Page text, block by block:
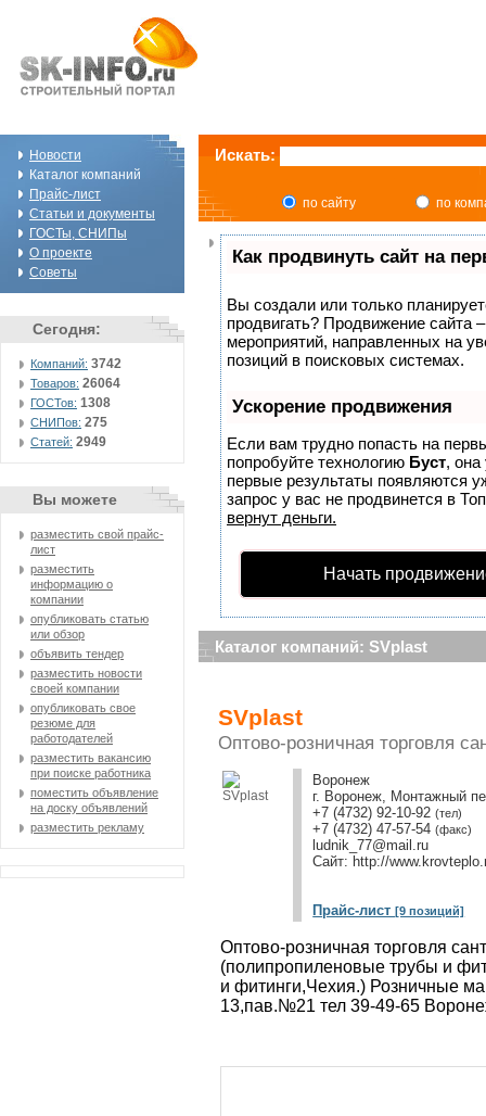
Новости
Каталог компаний
Прайс-лист
Статьи и документы
ГОСТы, СНИПы
О проекте
Советы
Сегодня:
Компаний: 3742
Товаров: 26064
ГОСТов: 1308
СНИПов: 275
Статей: 2949
Вы можете
разместить свой прайс-
лист
разместить
информацию о
компании
опубликовать статью
или обзор
объявить тендер
разместить новости
своей компании
опубликовать свое
резюме для
работодателей
разместить вакансию
при поиске работника
поместить объявление
на доску объявлений
разместить рекламу
Искать:
по сайту по
Как продвинуть сайт на
Вы создали или только
продвигать? Продвижение сайта
мероприятий, направленных на
позиций в поисковых системах.
Ускорение продвижения
Если вам трудно попасть на
попробуйте технологию Буст, она
первые результаты появляются
запрос у вас не продвинется в
вернут деньги.
Начать
Каталог компаний: SVplast
SVplast
Оптово-розничная торговля
Воронеж
г. Воронеж, Монтажный
+7 (4732) 92-10-92(тел)
+7 (4732) 47-57-54(факс)
ludnik_77@mail.ru
Сайт: http://
Прайс-лист[9 позиций]
Оптово-розничная торговля
(полипропиленовые трубы и
и фитинги,Чехия.) Розничные
13,пав.№21 тел 39-49-65